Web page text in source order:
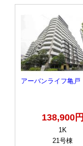
アーバンライフ亀戸
138,900円
1K
21号棟